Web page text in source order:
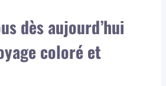
dès aujourd’hui
coloré et